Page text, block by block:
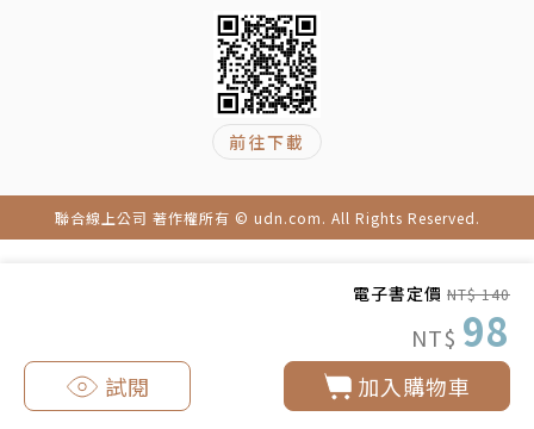
電子書定價 NT$ 140
NT$ 98
加入購物車
試閱
前往下載
聯合線上公司 著作權所有 © udn.com. All Rights Reserved.